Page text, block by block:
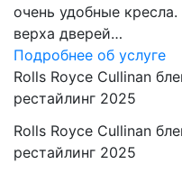
очень удобные
верха дверей…
Подробнее об услуге
Rolls Royce Cullinan
рестайлинг 2025
Rolls Royce Cullinan
рестайлинг 2025